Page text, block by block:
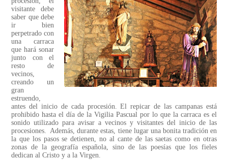
visitante debe
saber que debe
ir bien
perpetrado con
una carraca
que hará sonar
junto con el
resto de
vecinos,
creando un
gran
estruendo,
antes del inicio de cada procesión. El repicar de las campanas está
prohibido hasta el día de la Vigilia Pascual por lo que la carraca es el
sonido utilizado para avisar a vecinos y visitantes del inicio de las
procesiones. Además, durante estas, tiene lugar una bonita tradición en
la que los pasos se detienen, no al cante de las saetas como en otras
zonas de la geografía española, sino de las poesías que los fieles
dedican al Cristo y a la Virgen.